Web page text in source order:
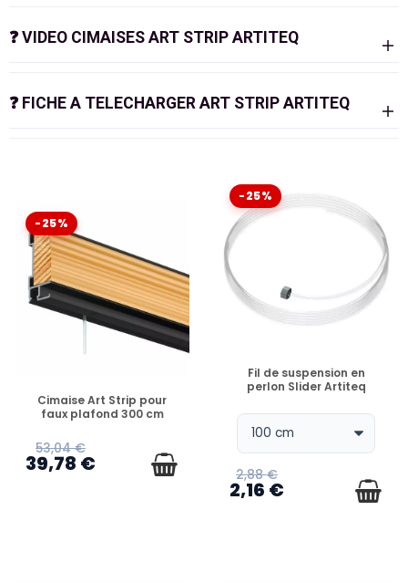
intégrée aufaux plafond
Unsystème de suspension de tableaux
cimaise Art Strip
peut être intégré au faux plafond. Il
remplace la latte qui était utilisée pour fixer les faux
plafonds. Lacimaise Art Strip
est installée en tant que
latte pendant la pose du faux plafond lors de la
construction ou de la rénovation. Après cela, le profil
d'angle du faux plafond est fixé sur lacimaise Art
. Lors de la pose de faux plafonds, l'utilisation de la
cimaise Art Strip
permet de disposer d'un
x dans toute la pièce pour
un aménagement flexible des murs.
❓ VIDEO CIMAISES ART STRIP ARTITEQ
❓ FICHE A TELECHARGER ART STRIP ARTITEQ
FICHE TECHNIQUE
FICHE INSTALLATION
-25%
EN STOCK
Cimaise Art Strip pour
faux plafond 300 cm
53,04 €
39,78 €
-25%
EN STOCK
Fil de suspension en
perlon Slider Artiteq
2,88 €
2,16 €